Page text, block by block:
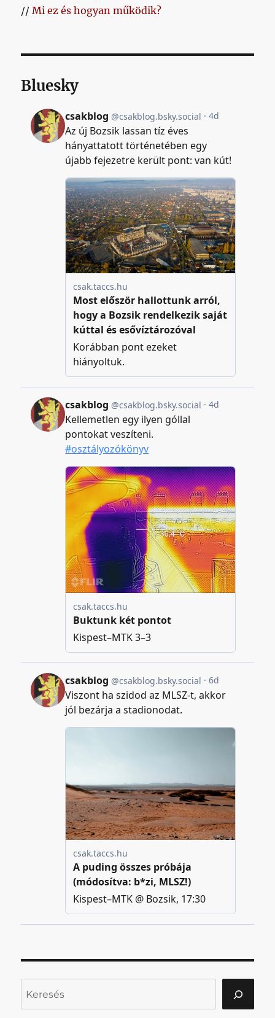
//Mi ez és hogyan működik?
Bluesky